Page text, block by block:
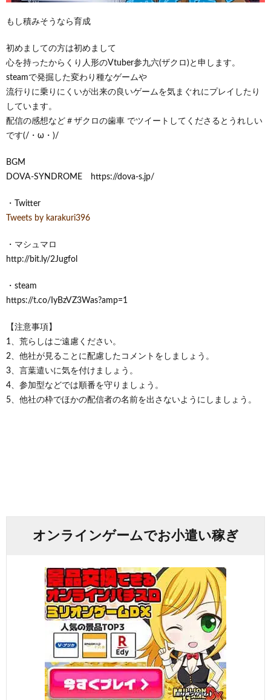
もし積みそうなら育成
初めましての方は初めまして
心を持ったからくり人形のVtuber参九六(ザクロ)と申します。
steamで発掘した変わり種なゲームや
流行りに乗りにくいが出来の良いゲームを気まぐれにプレイしたり
しています。
配信の感想など＃ザクロの歯車 でツイートしてくださるとうれしい
です(/・ω・)/
BGM
DOVA-SYNDROME https://dova-s.jp/
・Twitter
Tweets by karakuri396
・マシュマロ
http://bit.ly/2Jugfol
・steam
https://t.co/IyBzVZ3Was?amp=1
【注意事項】
1、荒らしはご遠慮ください。
2、他社が見ることに配慮したコメントをしましょう。
3、言葉遣いに気を付けましょう。
4、参加型などでは順番を守りましょう。
5、他社の枠でほかの配信者の名前を出さないようにしましょう。
オンラインゲームでお小遣い稼ぎ